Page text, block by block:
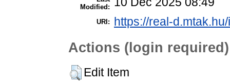
Modified:
URI: https://real-
Actions (login required)
Edit Item